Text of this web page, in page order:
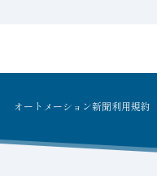
オートメーション新聞利用規約